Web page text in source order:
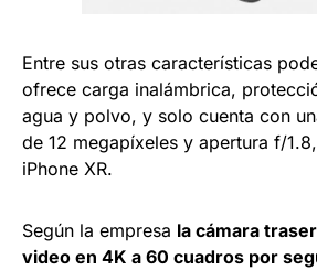
Entre sus otras características
ofrece carga inalámbrica,
agua y polvo, y solo cuenta con
de 12 megapíxeles y apertura f/
iPhone XR.
Según la empresa la cámara
video en 4K a 60 cuadros por